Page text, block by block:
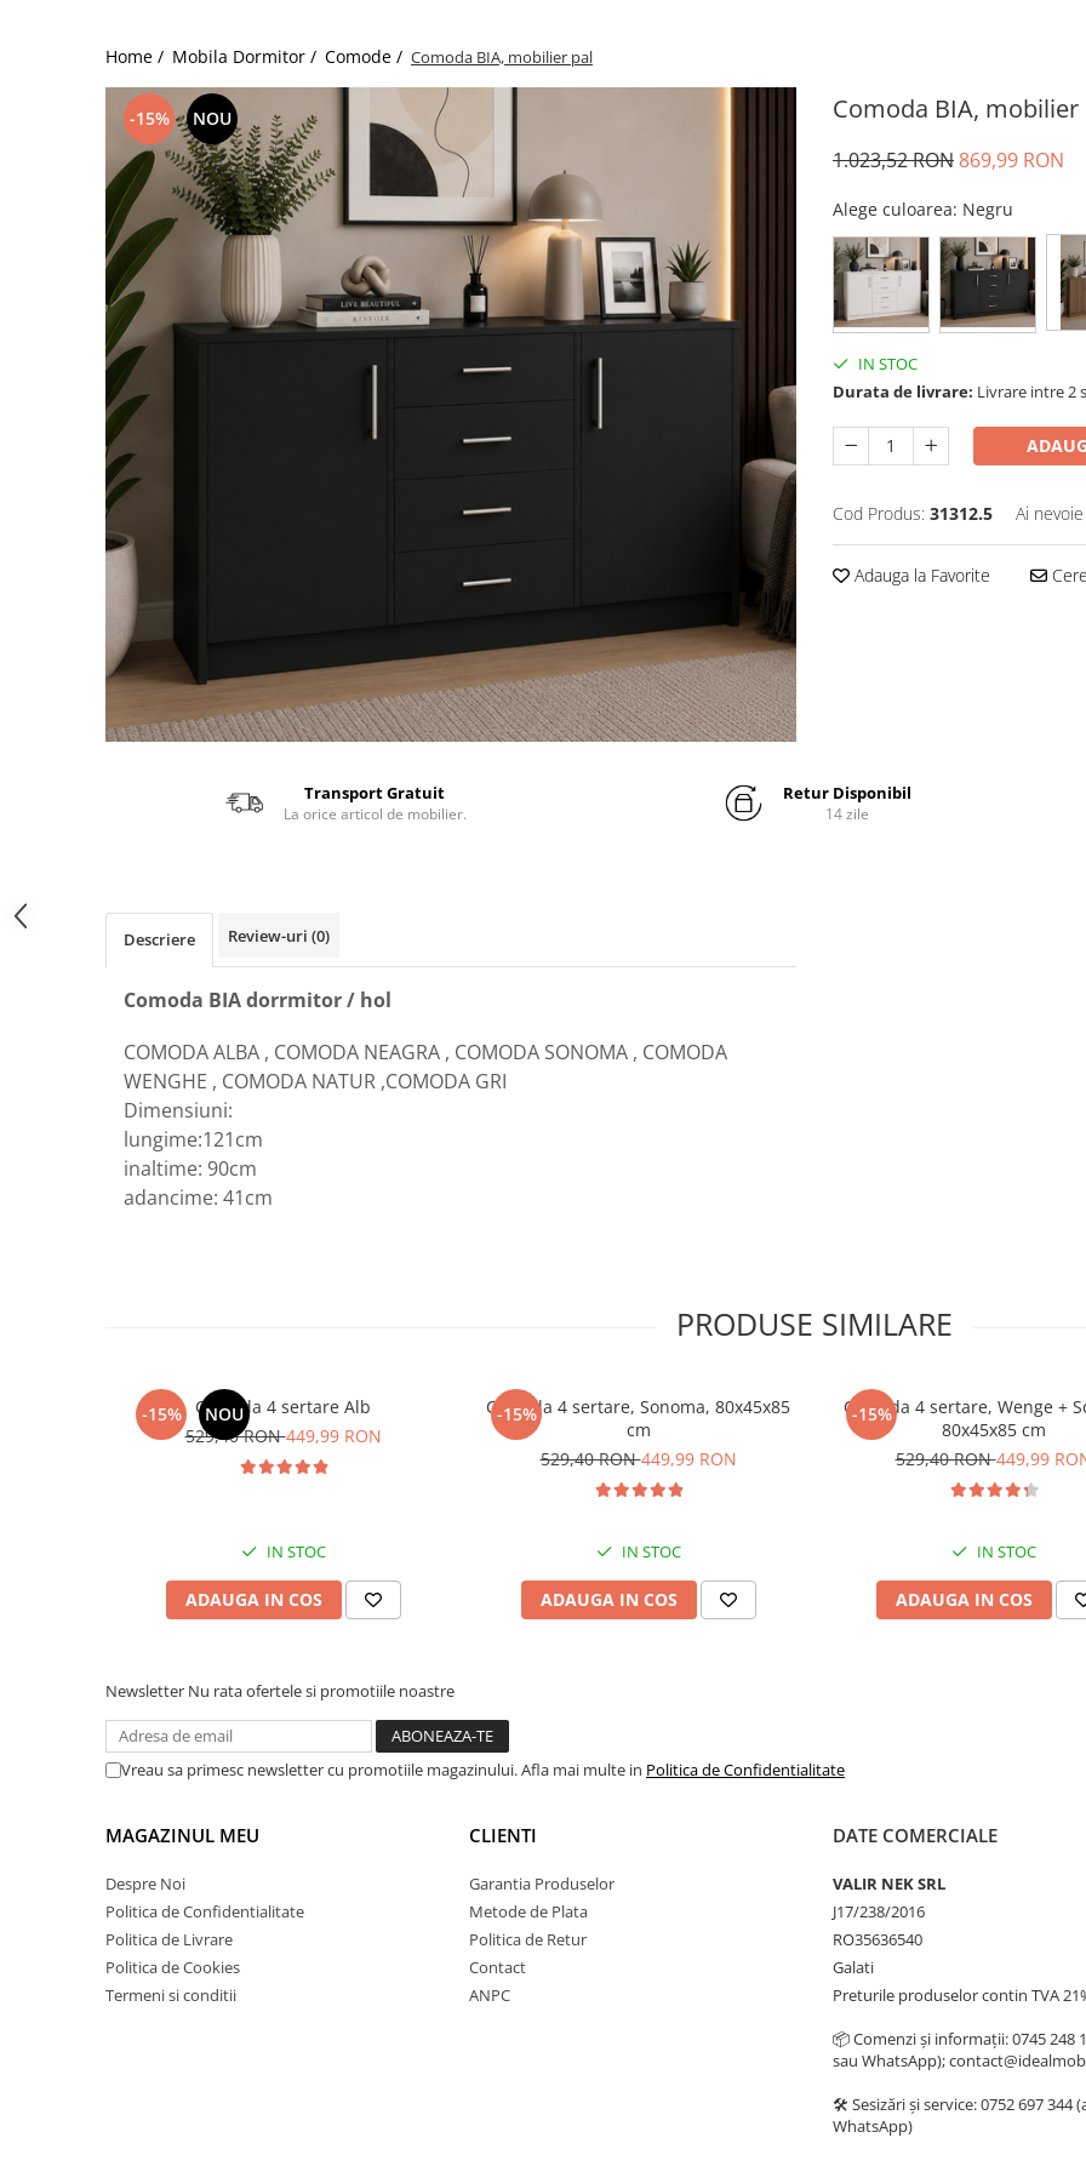
Home / Mobila Dormitor / Comode / Comoda BIA, mobilier pal
-15% NOU Comoda BIA, mobilier
1.023,52 RON869,99 RON
Alege culoarea: Negru
IN STOC
Durata de livrare: Livrare intre 2
Cod Produs: 31312.5 Ai
Adauga la Favorite
Transport Gratuit
La orice articol de mobilier.
Retur Disponibil
14 zile
Descriere Review-uri (0)
Comoda BIA dorrmitor / hol
COMODA ALBA , COMODA NEAGRA , COMODA SONOMA , COMODA
WENGHE , COMODA NATUR ,COMODA GRI
Dimensiuni:
lungime:121cm
inaltime: 90cm
adancime: 41cm
PRODUSE SIMILARE
-15% NOU
Comoda 4 sertare Alb
529,40 RON449,99 RON
IN STOC
ADAUGA IN COS
-15%
Comoda 4 sertare, Sonoma, 80x45x85
cm
529,40 RON449,99 RON
IN STOC
ADAUGA IN COS
-15%
Comoda 4 sertare, Wenge +
80x45x85 cm
529,40 RON449,99
IN STOC
ADAUGA IN COS
Newsletter Nu rata ofertele si promotiile noastre
Vreau sa primesc newsletter cu promotiile magazinului. Afla mai multe in Politica de Confidentialitate
MAGAZINUL MEU
Despre Noi
Politica de Confidentialitate
Politica de Livrare
Politica de Cookies
Termeni si conditii
CLIENTI
Garantia Produselor
Metode de Plata
Politica de Retur
Contact
ANPC
DATE COMERCIALE
VALIR NEK SRL
J17/238/2016
RO35636540
Galati
Preturile produselor contin TVA
📦 Comenzi și informații: 0745 248
sau WhatsApp);
🛠️ Sesizări și service: 0752 697 344
WhatsApp)